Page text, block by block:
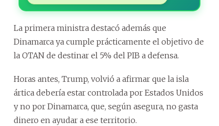
La primera ministra destacó además que
Dinamarca ya cumple prácticamente el objetivo de
la OTAN de destinar el 5% del PIB a defensa.
Horas antes, Trump, volvió a afirmar que la isla
ártica debería estar controlada por Estados Unidos
y no por Dinamarca, que, según asegura, no gasta
dinero en ayudar a ese territorio.